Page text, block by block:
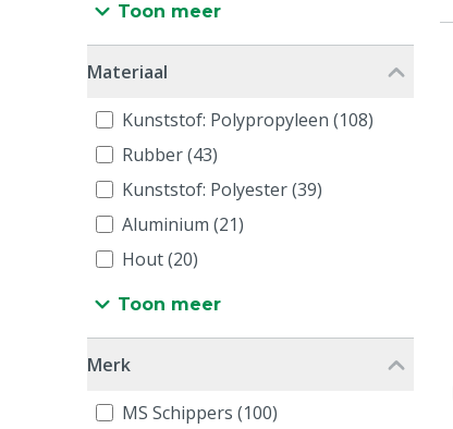
Toon meer
Materiaal
Kunststof: Polypropyleen (108)
Rubber (43)
Kunststof: Polyester (39)
Aluminium (21)
Hout (20)
Toon meer
Merk
MS Schippers (100)